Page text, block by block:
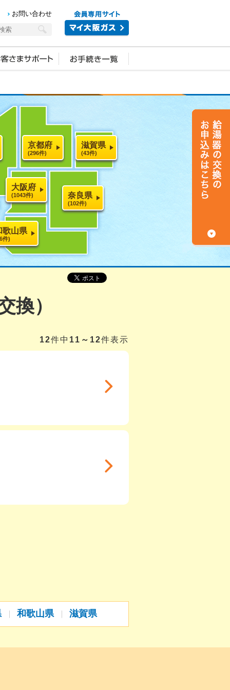
お問い合わせ
京都府
(296件)
滋賀県
(43件)
大阪府
(1043件) 奈良県
(102件)
歌山県
件)
換）
12件中 11～12件表示
和歌山県 滋賀県